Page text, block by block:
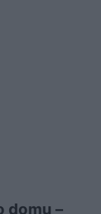
domu –